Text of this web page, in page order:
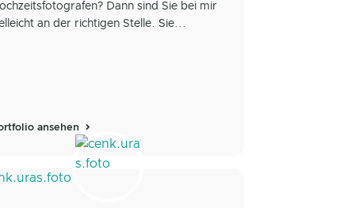
Dann sind Sie bei mir
an der richtigen Stelle. Sie...
ansehen